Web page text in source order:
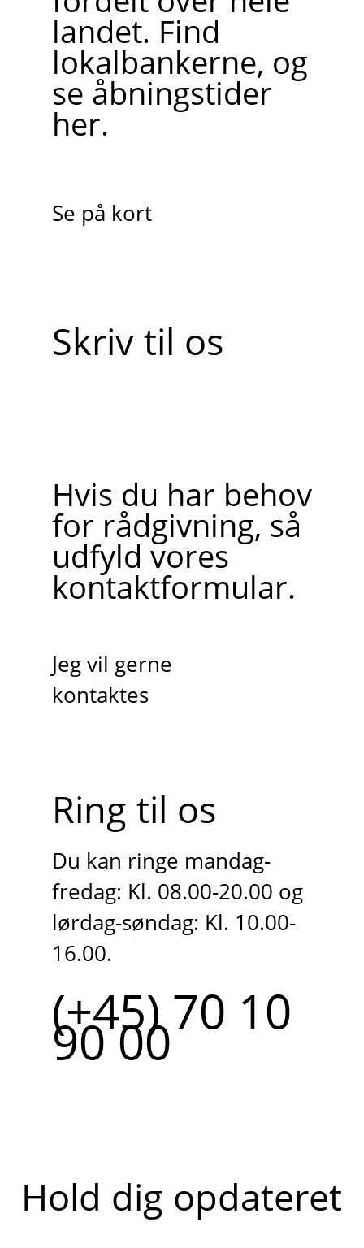
landet. Find
lokalbankerne, og
se åbningstider
her.
Se på kort
Skriv til os
Hvis du har behov
for rådgivning, så
udfyld vores
kontaktformular.
Jeg vil gerne
kontaktes
Ring til os
Du kan ringe mandag-
fredag: Kl. 08.00-20.00 og
lørdag-søndag: Kl. 10.00-
16.00.
(+45) 70 10
90 00
Hold dig opdateret